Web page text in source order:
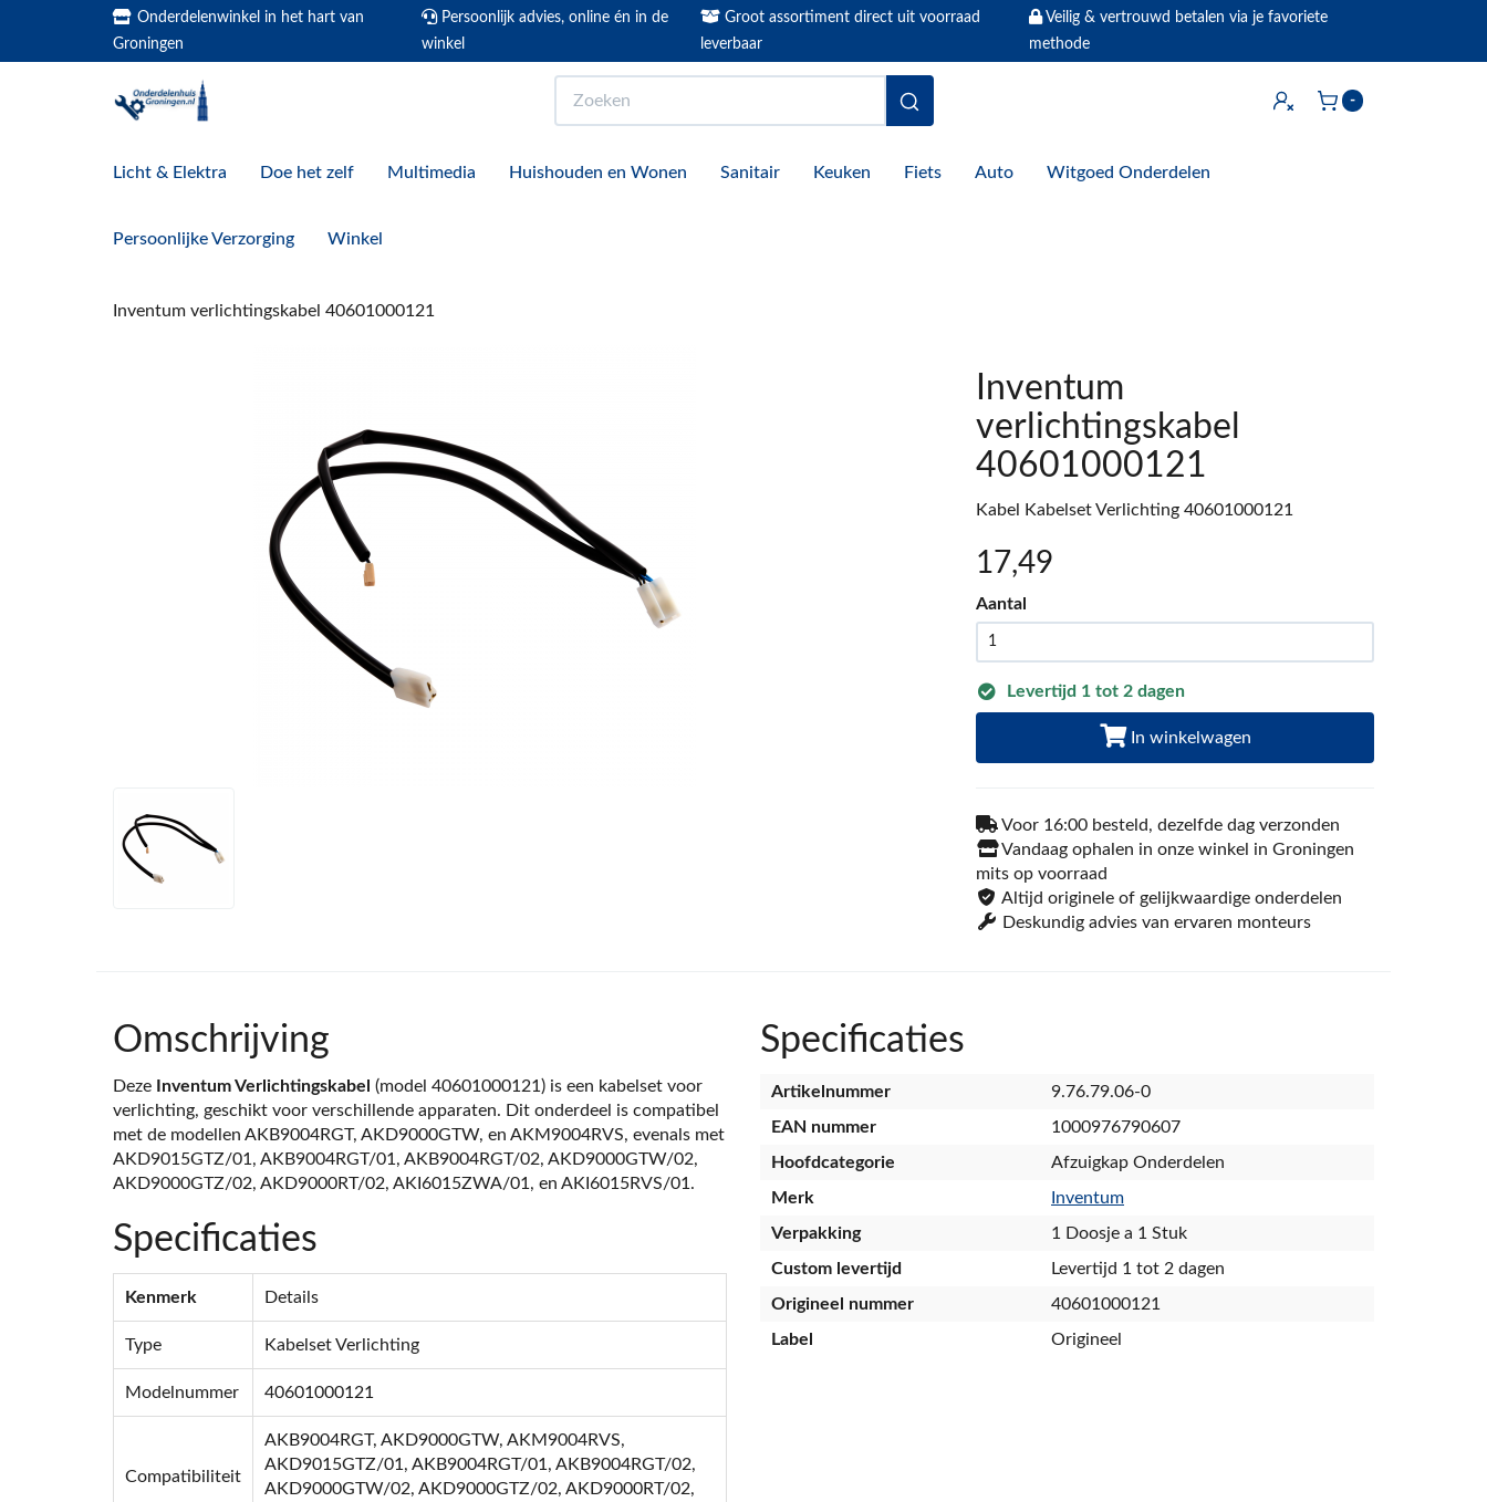
Onderdelenwinkel in het hart van
Groningen
Persoonlijk advies, online én in de
winkel
Groot assortiment direct uit voorraad
leverbaar
Veilig & vertrouwd betalen via je favoriete
methode
Inloggen -
Licht & Elektra Doe het zelf Multimedia Huishouden en Wonen Sanitair Keuken Fiets Auto Witgoed Onderdelen
Persoonlijke Verzorging Winkel
Inventum verlichtingskabel 40601000121
Inventum
verlichtingskabel
40601000121
Kabel Kabelset Verlichting 40601000121
17,49
Aantal
Levertijd 1 tot 2 dagen
In winkelwagen
Voor 16:00 besteld, dezelfde dag verzonden
Vandaag ophalen in onze winkel in Groningen
mits op voorraad
Altijd originele of gelijkwaardige onderdelen
Deskundig advies van ervaren monteurs
Omschrijving
Deze Inventum Verlichtingskabel (model 40601000121) is een kabelset voor
verlichting, geschikt voor verschillende apparaten. Dit onderdeel is compatibel
met de modellen AKB9004RGT, AKD9000GTW, en AKM9004RVS, evenals met
AKD9015GTZ/01, AKB9004RGT/01, AKB9004RGT/02, AKD9000GTW/02,
AKD9000GTZ/02, AKD9000RT/02, AKI6015ZWA/01, en AKI6015RVS/01.
Specificaties
Kenmerk Details
Type Kabelset Verlichting
Modelnummer 40601000121
Compatibiliteit
AKB9004RGT, AKD9000GTW, AKM9004RVS,
AKD9015GTZ/01, AKB9004RGT/01, AKB9004RGT/02,
AKD9000GTW/02, AKD9000GTZ/02, AKD9000RT/02,
Specificaties
Artikelnummer
9.76.79.06-0
EAN nummer
1000976790607
Hoofdcategorie
Afzuigkap Onderdelen
Merk
Inventum
Verpakking
1 Doosje a 1 Stuk
Custom levertijd
Levertijd 1 tot 2 dagen
Origineel nummer
40601000121
Label
Origineel